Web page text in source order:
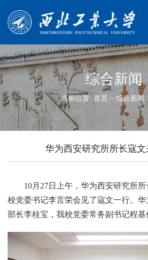
综合新闻
当前位置: 首页 > 综合新闻
华为西安研究所所长寇
10月27日上午，华为西安研究所
校党委书记李言荣会见了寇文一行。
部长李桂宝，我校党委常务副书记程基